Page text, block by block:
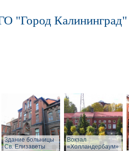
"Город Калининград"
Здание больницы
Св. Елизаветы
Вокзал
«Холландербаум»